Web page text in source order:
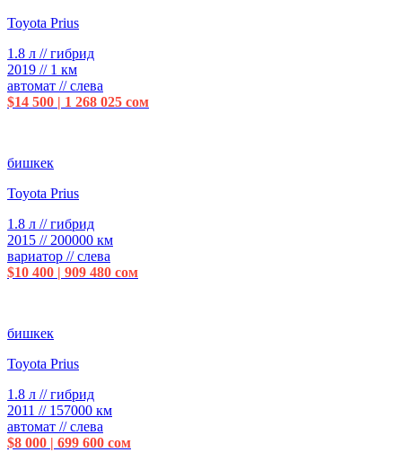
Toyota Prius
1.8 л // гибрид
2019 // 1 км
автомат // слева
$14 500 | 1 268 025 сом
бишкек
Toyota Prius
1.8 л // гибрид
2015 // 200000 км
вариатор // слева
$10 400 | 909 480 сом
бишкек
Toyota Prius
1.8 л // гибрид
2011 // 157000 км
автомат // слева
$8 000 | 699 600 сом